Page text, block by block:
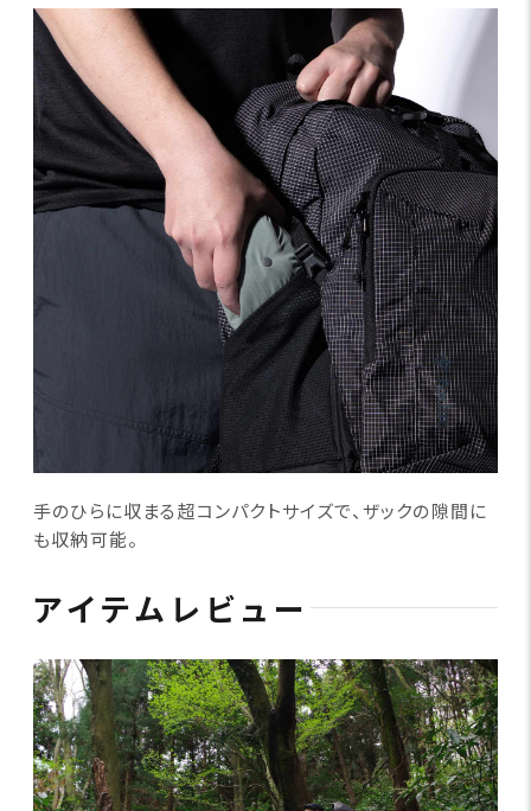
手のひらに収まる超コンパクトサイズで、ザックの隙間に
も収納可能。
アイテムレビュー